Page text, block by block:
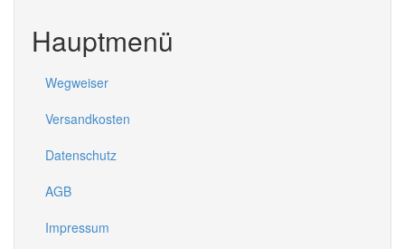
Hauptmenü
Wegweiser
Versandkosten
Datenschutz
AGB
Impressum